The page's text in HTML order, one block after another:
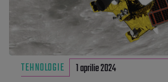
TEHNOLOGIE 1 aprilie 2024